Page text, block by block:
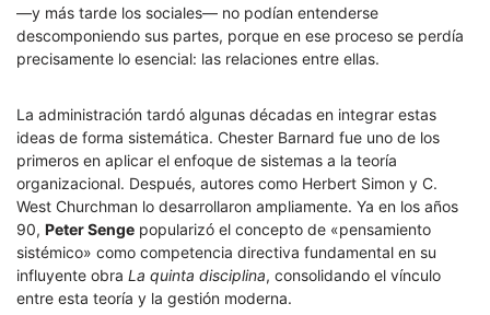
—y más tarde los sociales— no podían entenderse
descomponiendo sus partes, porque en ese proceso se perdía
precisamente lo esencial: las relaciones entre ellas.
La administración tardó algunas décadas en integrar estas
ideas de forma sistemática. Chester Barnard fue uno de los
primeros en aplicar el enfoque de sistemas a la teoría
organizacional. Después, autores como Herbert Simon y C.
West Churchman lo desarrollaron ampliamente. Ya en los años
90, Peter Senge popularizó el concepto de «pensamiento
sistémico» como competencia directiva fundamental en su
influyente obra La quinta disciplina, consolidando el vínculo
entre esta teoría y la gestión moderna.